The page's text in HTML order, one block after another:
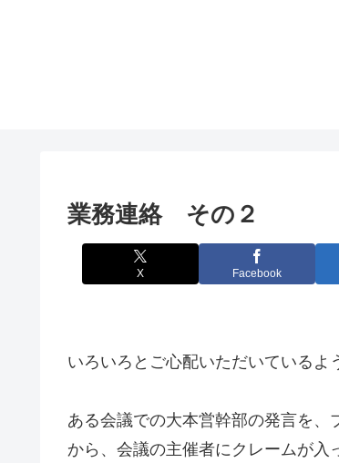
業務連絡 その２
X Facebook
いろいろとご心配いただいているよ
ある会議での大本営幹部の発言を、
から、会議の主催者にクレームが